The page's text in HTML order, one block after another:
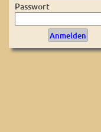
Passwort